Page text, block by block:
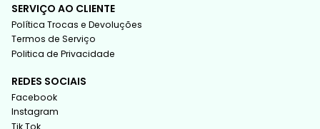
SERVIÇO AO CLIENTE
Política Trocas e Devoluções
Termos de Serviço
Politica de Privacidade
REDES SOCIAIS
Facebook
Instagram
Tik Tok